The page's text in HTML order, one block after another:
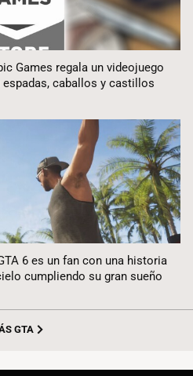
Games regala un videojuego
caballos y castillos
6 es un fan con una historia
cumpliendo su gran sueño
GTA